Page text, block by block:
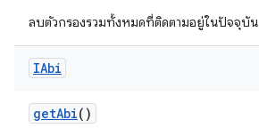
ลบตัวกรองรวมทั้งหมดที่ติดตามอยู่ในปัจจุบัน
IAbi
getAbi()